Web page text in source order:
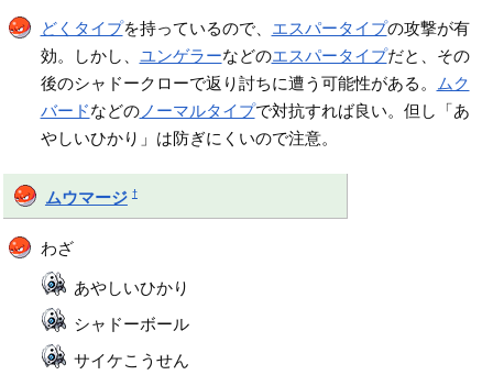
どくタイプを持っているので、 エスパータイプの攻撃が有
効。しかし、 ユンゲラーなどのエスパータイプだと、その
後のシャドークローで返り討ちに遭う可能性がある。
ムク
バードなどのノーマルタイプで対抗すれば良い。但し「あ
やしいひかり」は防ぎにくいので注意。
ムウマージ †
わざ
あやしいひかり
シャドーボール
サイケこうせん